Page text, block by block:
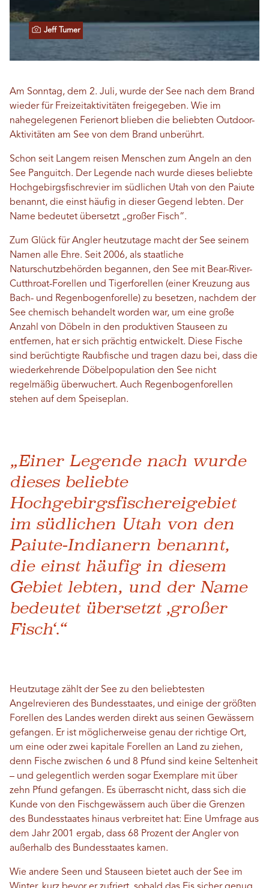
Jeff Turner
Am Sonntag, dem 2. Juli, wurde der See nach dem Brand
wieder für Freizeitaktivitäten freigegeben. Wie im
nahegelegenen Ferienort blieben die beliebten Outdoor-
Aktivitäten am See von dem Brand unberührt.
Schon seit Langem reisen Menschen zum Angeln an den
See Panguitch. Der Legende nach wurde dieses beliebte
Hochgebirgsfischrevier im südlichen Utah von den Paiute
benannt, die einst häufig in dieser Gegend lebten. Der
Name bedeutet übersetzt „großer Fisch“.
Zum Glück für Angler heutzutage macht der See seinem
Namen alle Ehre. Seit 2006, als staatliche
Naturschutzbehörden begannen, den See mit Bear-River-
Cutthroat-Forellen und Tigerforellen (einer Kreuzung aus
Bach- und Regenbogenforelle) zu besetzen, nachdem der
See chemisch behandelt worden war, um eine große
Anzahl von Döbeln in den produktiven Stauseen zu
entfernen, hat er sich prächtig entwickelt. Diese Fische
sind berüchtigte Raubfische und tragen dazu bei, dass die
wiederkehrende Döbelpopulation den See nicht
regelmäßig überwuchert. Auch Regenbogenforellen
stehen auf dem Speiseplan.
„Einer Legende nach wurde
dieses beliebte
Hochgebirgsfischereigebiet
im südlichen Utah von den
Paiute-Indianern benannt,
die einst häufig in diesem
Gebiet lebten, und der Name
bedeutet übersetzt ‚großer
Fisch‘.“
Heutzutage zählt der See zu den beliebtesten
Angelrevieren des Bundesstaates, und einige der größten
Forellen des Landes werden direkt aus seinen Gewässern
gefangen. Er ist möglicherweise genau der richtige Ort,
um eine oder zwei kapitale Forellen an Land zu ziehen,
denn Fische zwischen 6 und 8 Pfund sind keine Seltenheit
– und gelegentlich werden sogar Exemplare mit über
zehn Pfund gefangen. Es überrascht nicht, dass sich die
Kunde von den Fischgewässern auch über die Grenzen
des Bundesstaates hinaus verbreitet hat: Eine Umfrage aus
dem Jahr 2001 ergab, dass 68 Prozent der Angler von
außerhalb des Bundesstaates kamen.
Wie andere Seen und Stauseen bietet auch der See im